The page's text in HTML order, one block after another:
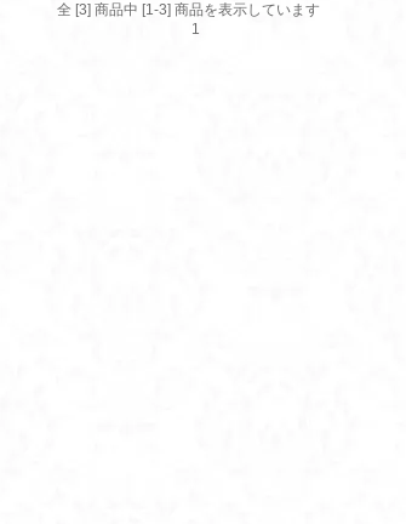
全 [3] 商品中 [1-3] 商品を表示しています
1